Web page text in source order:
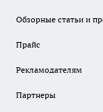
Обзорные статьи и
Прайс
Рекламодателям
Партнеры